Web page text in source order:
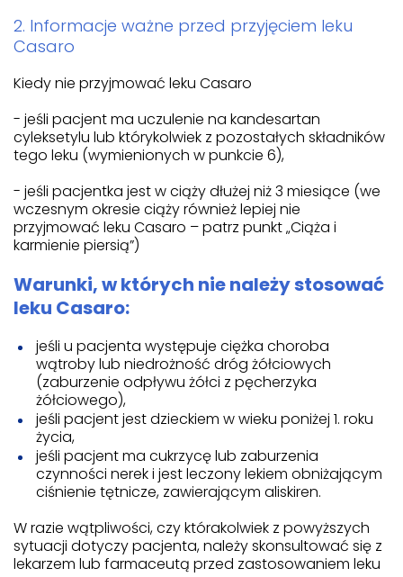
2. Informacje ważne przed przyjęciem leku
Casaro
Kiedy nie przyjmować leku Casaro
- jeśli pacjent ma uczulenie na kandesartan
cyleksetylu lub którykolwiek z pozostałych składników
tego leku (wymienionych w punkcie 6),
- jeśli pacjentka jest w ciąży dłużej niż 3 miesiące (we
wczesnym okresie ciąży również lepiej nie
przyjmować leku Casaro – patrz punkt „Ciąża i
karmienie piersią”)
Warunki, w których nie należy stosować
leku Casaro:
jeśli u pacjenta występuje ciężka choroba
wątroby lub niedrożność dróg żółciowych
(zaburzenie odpływu żółci z pęcherzyka
żółciowego),
jeśli pacjent jest dzieckiem w wieku poniżej 1. roku
życia,
jeśli pacjent ma cukrzycę lub zaburzenia
czynności nerek i jest leczony lekiem obniżającym
ciśnienie tętnicze, zawierającym aliskiren.
W razie wątpliwości, czy którakolwiek z powyższych
sytuacji dotyczy pacjenta, należy skonsultować się z
lekarzem lub farmaceutą przed zastosowaniem leku